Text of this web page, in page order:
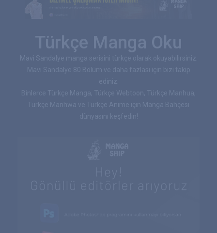
Türkçe Manga Oku
Mavi Sandalye manga serisini türkçe olarak okuyabilirsiniz.
Mavi Sandalye 80.Bölüm ve daha fazlası için bizi takip
ediniz.
Binlerce Türkçe Manga, Türkçe Webtoon, Türkçe Manhua,
Türkçe Manhwa ve Türkçe Anime için Manga Bahçesi
dünyasını keşfedin!